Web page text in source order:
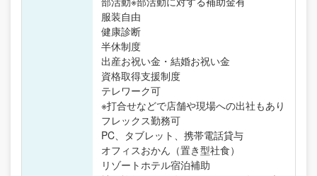
服装自由
健康診断
半休制度
出産お祝い金・結婚お祝い金
資格取得支援制度
テレワーク可
※打合せなどで店舗や現場への出社もあり
フレックス勤務可
PC、タブレット、携帯電話貸与
オフィスおかん（置き型社食）
リゾートホテル宿泊補助